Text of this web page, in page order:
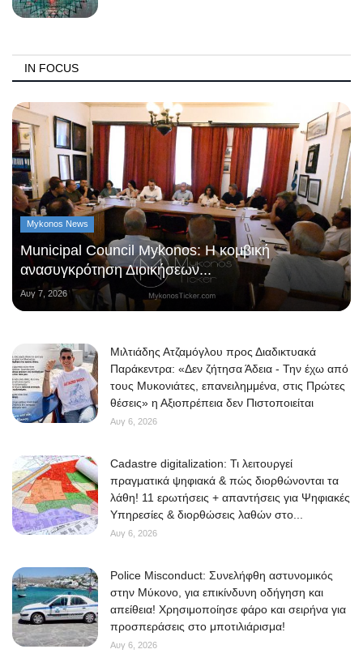
IN FOCUS
Mykonos News
Municipal Council Mykonos: Η κομβική
ανασυγκρότηση Διοικήσεων...
Αυγ 7, 2026
Μιλτιάδης Ατζαμόγλου προς Διαδικτυακά
Παράκεντρα: «Δεν ζήτησα Άδεια - Την έχω από
τους Μυκονιάτες, επανειλημμένα, στις Πρώτες
θέσεις» η Αξιοπρέπεια δεν Πιστοποιείται
Αυγ 6, 2026
Cadastre digitalization: Τι λειτουργεί
πραγματικά ψηφιακά & πώς διορθώνονται τα
λάθη! 11 ερωτήσεις + απαντήσεις για Ψηφιακές
Υπηρεσίες & διορθώσεις λαθών στο...
Αυγ 6, 2026
Police Misconduct: Συνελήφθη αστυνομικός
στην Μύκονο, για επικίνδυνη οδήγηση και
απείθεια! Χρησιμοποίησε φάρο και σειρήνα για
προσπεράσεις στο μποτιλιάρισμα!
Αυγ 6, 2026